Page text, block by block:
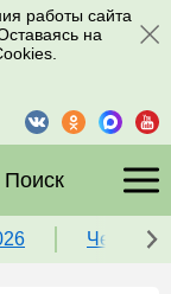
работы сайта
Оставаясь на
Поиск
Чек-